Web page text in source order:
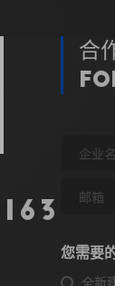
6 3
合
您需要
全新